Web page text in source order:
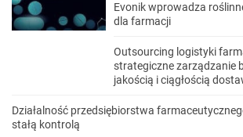
Evonik wprowadza
dla farmacji
Outsourcing logistyki
strategiczne zarządzanie
jakością i ciągłością
Działalność przedsiębiorstwa
stałą kontrolą